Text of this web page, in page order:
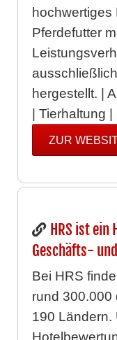
hochwertiges
Pferdefutter
hergestellt. |
| Tierhaltung |
ZUR
HRS ist
Geschäfts-
Bei HRS
rund 300.000
190 Ländern.